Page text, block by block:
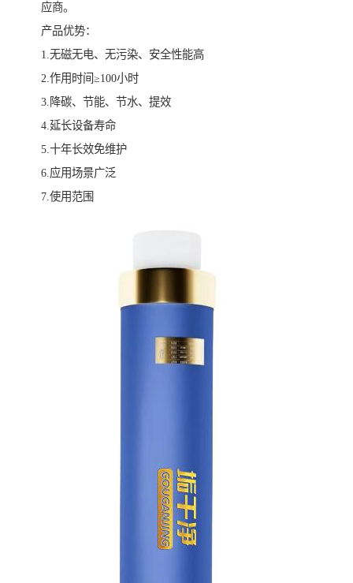
应商。
产品优势：
1.无磁无电、无污染、安全性能高
2.作用时间≥100小时
3.降碳、节能、节水、提效
4.延长设备寿命
5.十年长效免维护
6.应用场景广泛
7.使用范围